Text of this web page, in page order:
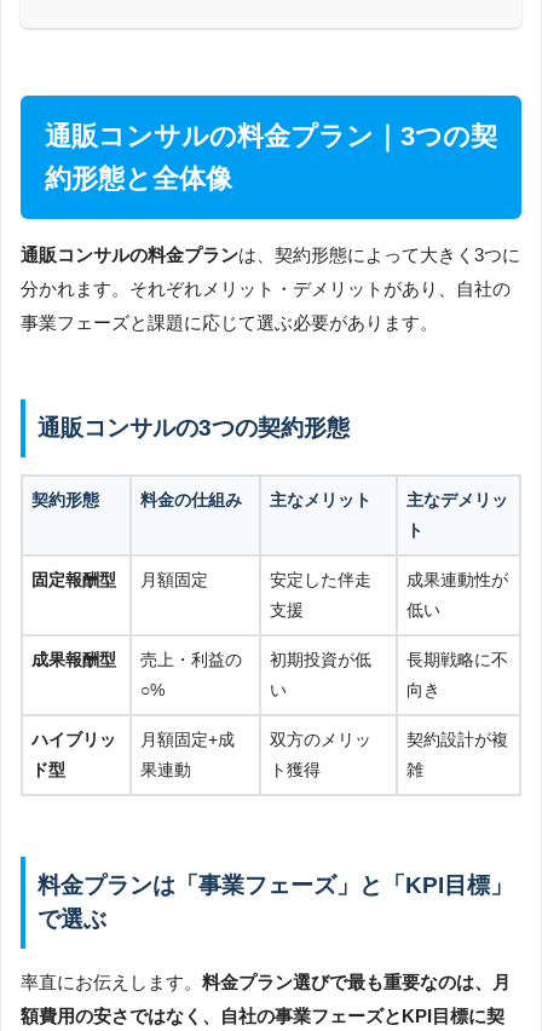
通販コンサルの料金プラン｜3つの契
約形態と全体像
通販コンサルの料金プランは、契約形態によって大きく3つに
分かれます。それぞれメリット・デメリットがあり、自社の
事業フェーズと課題に応じて選ぶ必要があります。
通販コンサルの3つの契約形態
契約形態 料金の仕組み 主なメリット
主なデメリッ
ト
固定報酬型 月額固定
安定した伴走
支援
成果連動性が
低い
成果報酬型
売上・利益の
○%
初期投資が低
い
長期戦略に不
向き
ハイブリッ
ド型
月額固定+成
果連動
双方のメリッ
ト獲得
契約設計が複
雑
料金プランは「事業フェーズ」と「KPI目標」
で選ぶ
率直にお伝えします。 料金プラン選びで最も重要なのは、月
額費用の安さではなく、自社の事業フェーズとKPI目標に契